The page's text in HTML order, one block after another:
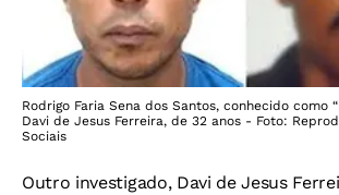
Rodrigo Faria Sena dos Santos, conhecido como
Davi de Jesus Ferreira, de 32 anos - Foto:
Sociais
Outro investigado, Davi de Jesus